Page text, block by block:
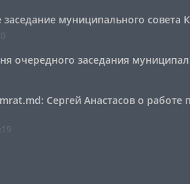
муниципального совета
очередного заседания
Сергей Анастасов о